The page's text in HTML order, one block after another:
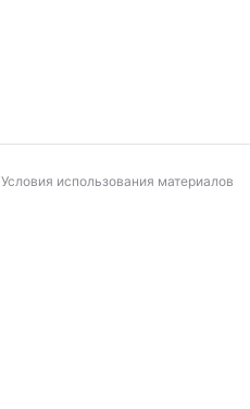
Условия использования материалов